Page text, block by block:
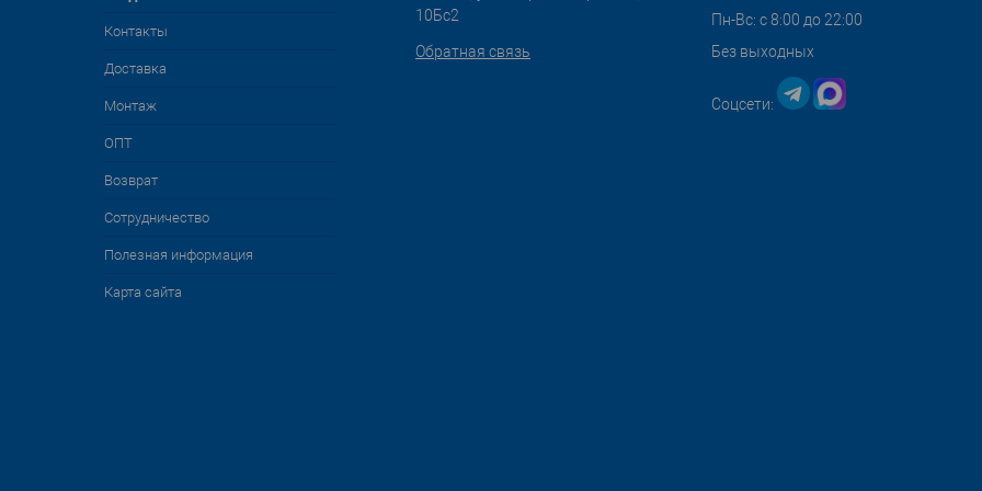
Контакты
Доставка
Монтаж
ОПТ
Возврат
Сотрудничество
Полезная информация
Карта сайта
10Бс2
Обратная связь
Пн-Вс: с 8:00 до 22:00
Без выходных
Соцсети: